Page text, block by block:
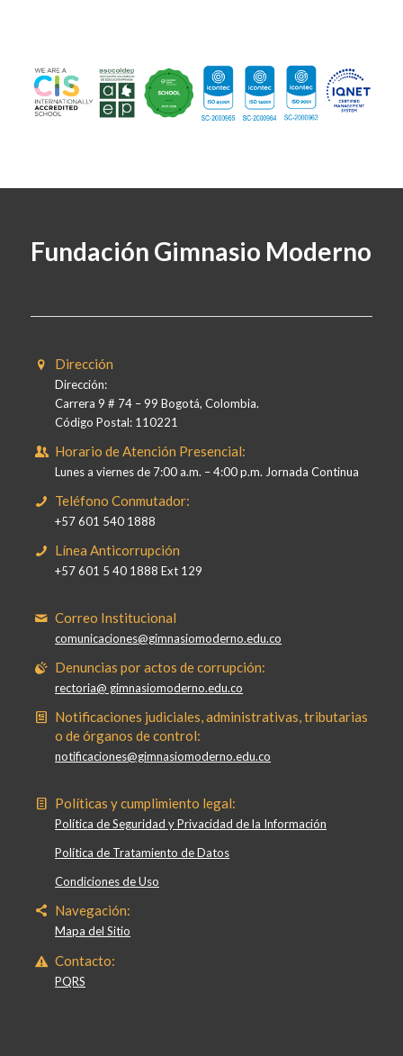
Fundación Gimnasio Moderno
Dirección
Dirección:
Carrera 9 # 74 – 99 Bogotá, Colombia.
Código Postal: 110221
Horario de Atención Presencial:
Lunes a viernes de 7:00 a.m. – 4:00 p.m. Jornada Continua
Teléfono Conmutador:
+57 601 540 1888
Línea Anticorrupción
+57 601 5 40 1888 Ext 129
Correo Institucional
comunicaciones@gimnasiomoderno.edu.co
Denuncias por actos de corrupción:
rectoria@ gimnasiomoderno.edu.co
Notificaciones judiciales, administrativas, tributarias
o de órganos de control:
notificaciones@gimnasiomoderno.edu.co
Políticas y cumplimiento legal:
Política de Seguridad y Privacidad de la Información
Política de Tratamiento de Datos
Condiciones de Uso
Navegación:
Mapa del Sitio
Contacto:
PQRS